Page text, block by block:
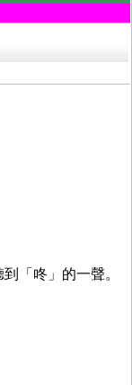
「咚」的一聲。